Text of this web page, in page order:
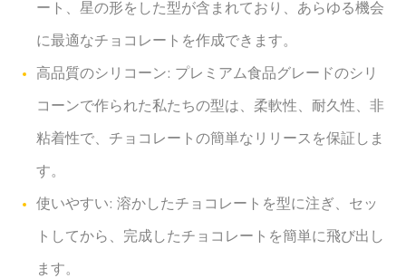
ート、星の形をした型が含まれており、あらゆる機会
に最適なチョコレートを作成できます。
高品質のシリコーン: プレミアム食品グレードのシリ
コーンで作られた私たちの型は、柔軟性、耐久性、非
粘着性で、チョコレートの簡単なリリースを保証しま
す。
使いやすい: 溶かしたチョコレートを型に注ぎ、セッ
トしてから、完成したチョコレートを簡単に飛び出し
ます。